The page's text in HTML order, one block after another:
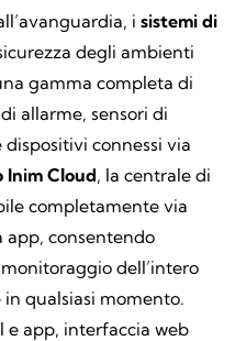
i sistemi di
degli ambienti
gamma completa di
allarme, sensori di
connessi via
Inim Cloud, la centrale di
completamente via
app, consentendo
dell’intero
qualsiasi momento.
e app, interfaccia web